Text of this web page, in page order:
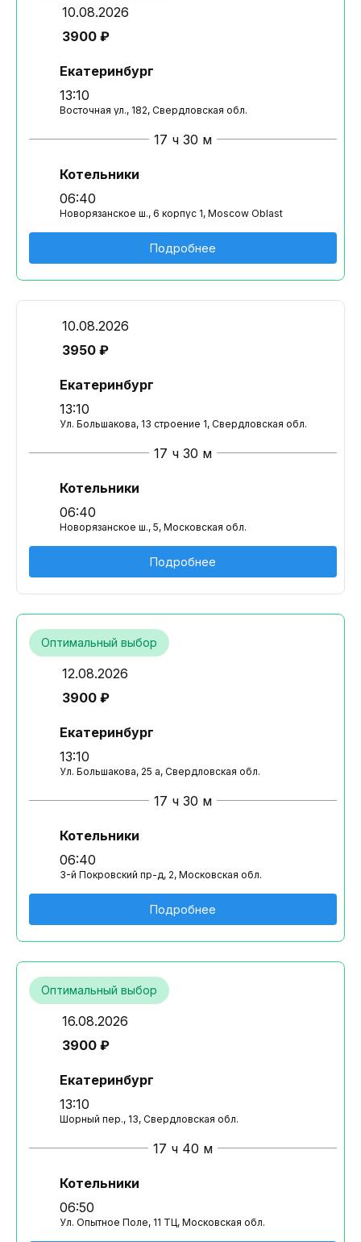
10.08.2026
3900 ₽
Екатеринбург
13:10
Восточная ул., 182, Свердловская обл.
17 ч 30 м
Котельники
06:40
Новорязанское ш., 6 корпус 1, Moscow Oblast
Подробнее
10.08.2026
3950 ₽
Екатеринбург
13:10
Ул. Большакова, 13 строение 1, Свердловская обл.
17 ч 30 м
Котельники
06:40
Новорязанское ш., 5, Московская обл.
Подробнее
Оптимальный выбор
12.08.2026
3900 ₽
Екатеринбург
13:10
Ул. Большакова, 25 а, Свердловская обл.
17 ч 30 м
Котельники
06:40
3-й Покровский пр-д, 2, Московская обл.
Подробнее
Оптимальный выбор
16.08.2026
3900 ₽
Екатеринбург
13:10
Шорный пер., 13, Свердловская обл.
17 ч 40 м
Котельники
06:50
Ул. Опытное Поле, 11 ТЦ, Московская обл.